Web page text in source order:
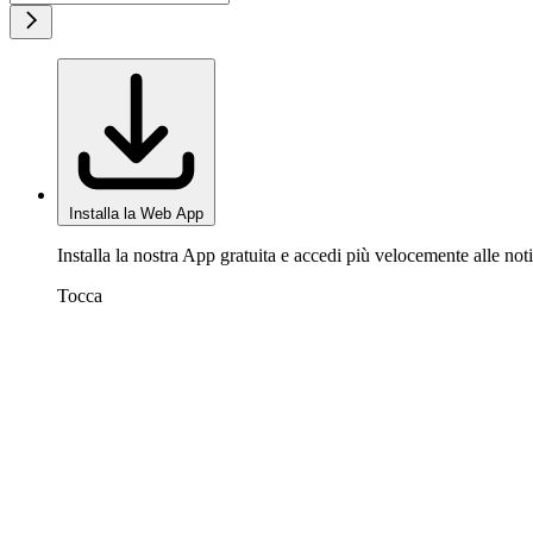
Installa la Web App
Installa la nostra App gratuita e accedi più velocemente alle
Tocca